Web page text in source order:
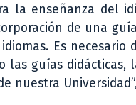
la enseñanza del
de una
Es
las guías
nuestra